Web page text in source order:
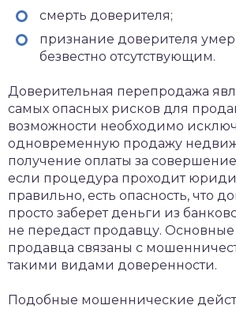
смерть доверителя;
признание доверителя
безвестно отсутствующим.
Доверительная перепродажа
самых опасных рисков для
возможности необходимо
одновременную продажу
получение оплаты за
если процедура проходит
правильно, есть опасность, что
просто заберет деньги из
не передаст продавцу.
продавца связаны с
такими видами доверенности.
Подобные мошеннические